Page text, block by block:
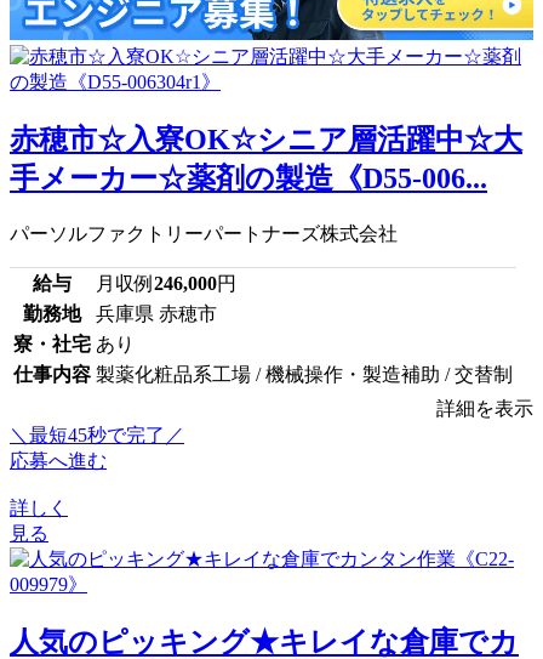
赤穂市☆入寮OK☆シニア層活躍中☆大
手メーカー☆薬剤の製造《D55-006...
パーソルファクトリーパートナーズ株式会社
給与 月収例 246,000円
勤務地
兵庫県 赤穂市
寮・社宅 あり
仕事内容 製薬化粧品系工場 / 機械操作・製造補助 / 交替制
詳細を表示
＼最短45秒で完了／
応募へ進む
詳しく
見る
人気のピッキング★キレイな倉庫でカ